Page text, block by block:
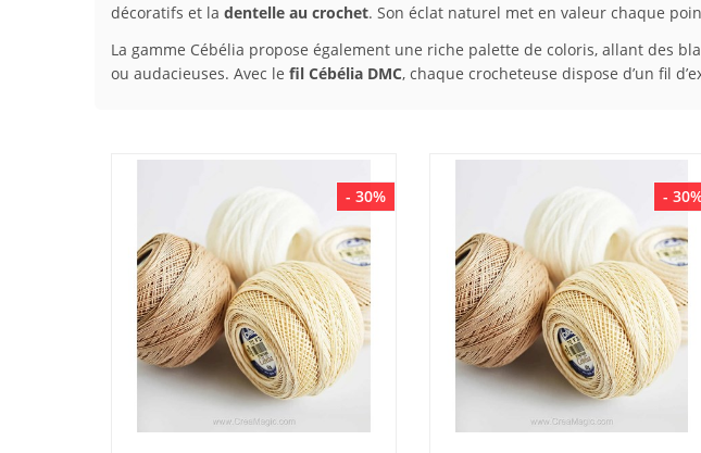
décoratifs et la dentelle au crochet. Son éclat naturel met en valeur chaque
La gamme Cébélia propose également une riche palette de coloris, allant des
ou audacieuses. Avec le fil Cébélia DMC, chaque crocheteuse dispose d’un fil
- 30% -